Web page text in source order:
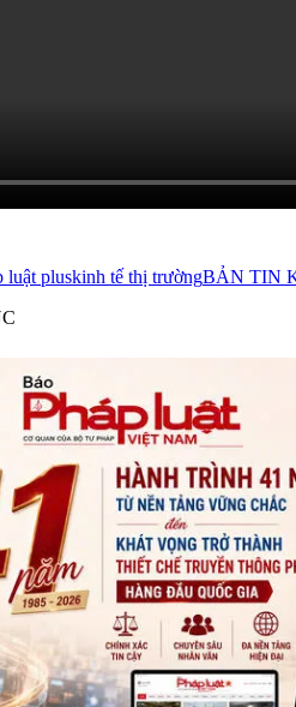
luật pluskinh tế thị trườngBẢN TIN